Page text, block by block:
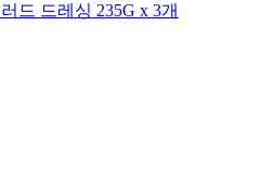
드 드레싱 235G x 3개